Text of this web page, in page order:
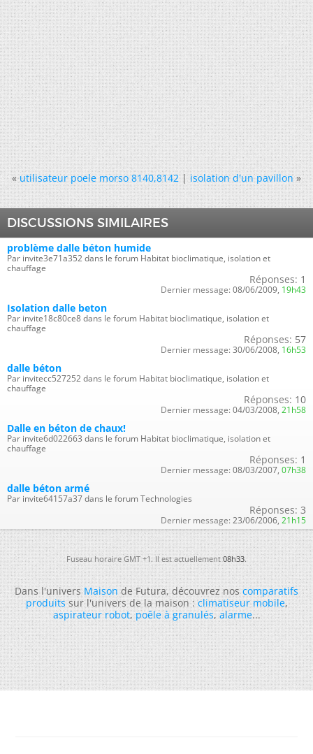
« utilisateur poele morso 8140,8142|isolation d'un pavillon »
DISCUSSIONS SIMILAIRES
problème dalle béton humide
Par invite3e71a352 dans le forum Habitat bioclimatique, isolation et
chauffage
Réponses: 1
Dernier message: 08/06/2009, 19h43
Isolation dalle beton
Par invite18c80ce8 dans le forum Habitat bioclimatique, isolation et
chauffage
Réponses: 57
Dernier message: 30/06/2008, 16h53
dalle béton
Par invitecc527252 dans le forum Habitat bioclimatique, isolation et
chauffage
Réponses: 10
Dernier message: 04/03/2008, 21h58
Dalle en béton de chaux!
Par invite6d022663 dans le forum Habitat bioclimatique, isolation et
chauffage
Réponses: 1
Dernier message: 08/03/2007, 07h38
dalle béton armé
Par invite64157a37 dans le forum Technologies
Réponses: 3
Dernier message: 23/06/2006, 21h15
Fuseau horaire GMT +1. Il est actuellement08h33.
Dans l'universMaisonde Futura, découvrez noscomparatifs
produitssur l'univers de la maison :climatiseur mobile,
aspirateur robot,poêle à granulés,alarme...